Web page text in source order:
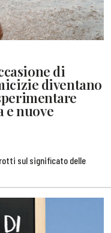
di
diventano
e nuove
sul significato delle